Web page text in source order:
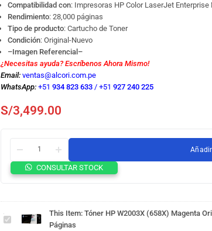
Compatibilidad con: Impresoras HP Color LaserJet
Rendimiento: 28,000 páginas
Tipo de producto: Cartucho de Toner
Condición: Original-Nuevo
–Imagen Referencial–
¿Necesitas ayuda? Escríbenos Ahora Mismo!
Email: ventas@alcori.com.pe
WhatsApp: +51 934 823 633 / +51 927 240 225
S/3,499.00
CONSULTAR STOCK
Tóner HP
W2003X
Magenta
Original
Alta
This Item: Tóner HP W2003X (658X) Magenta
Páginas
HP
W2002A
(658A)